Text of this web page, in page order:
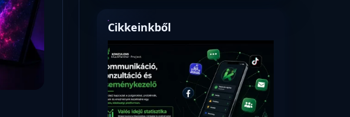
Cikkeinkből